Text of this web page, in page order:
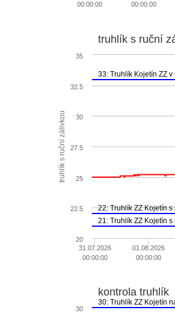
00:00:00 00:00:00
truhlík s ruční zálivkou
truhlík s ruční
22: Truhlík ZZ Kojetín
21: Truhlík ZZ Kojetín
33: Truhlík Kojetín ZZ v
31.07.2026
00:00:00
01.08.2026
00:00:00
25
27.5
20
22.5
30
32.5
35
kontrola truhlík
30: Truhlík ZZ
30